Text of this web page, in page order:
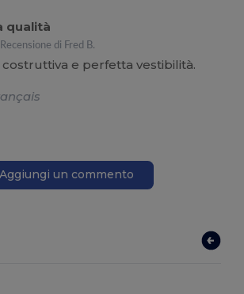
qualità
Recensione di Fred B.
e perfetta vestibilità.
Aggiungi un commento